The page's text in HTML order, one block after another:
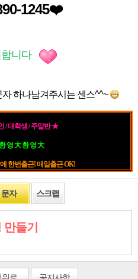
1245❤️
니다
하나남겨주시는 센스^^~
/ 대학생 / 주말반 ★
영 大 환 영 大
한번출근! 매일출근 OK!
문자 스크랩
만들기